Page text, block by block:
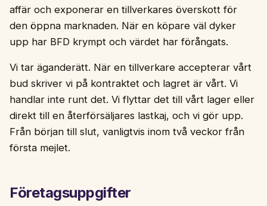
affär och exponerar en tillverkares överskott för
den öppna marknaden. När en köpare väl dyker
upp har BFD krympt och värdet har förångats.
Vi tar äganderätt. När en tillverkare accepterar vårt
bud skriver vi på kontraktet och lagret är vårt. Vi
handlar inte runt det. Vi flyttar det till vårt lager eller
direkt till en återförsäljares lastkaj, och vi gör upp.
Från början till slut, vanligtvis inom två veckor från
första mejlet.
Företagsuppgifter